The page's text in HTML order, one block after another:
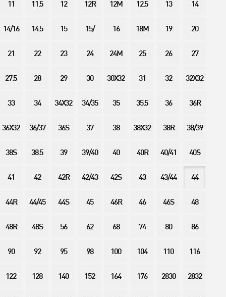
11 11.5 12 12R 12M 12.5 13 14
14/16 14.5 15 15/ 16 18M 19 20
21 22 23 24 24M 25 26 27
27.5 28 29 30 30X32 31 32 32X32
33 34 34X32 34/35 35 35.5 36 36R
36X32 36/37 36S 37 38 38X32 38R 38/39
38S 38.5 39 39/40 40 40R 40/41 40S
41 42 42R 42/43 42S 43 43/44 44
44R 44/45 44S 45 46R 46 46S 48
48R 48S 56 62 68 74 80 86
90 92 95 98 100 104 110 116
122 128 140 152 164 176 2830 2832